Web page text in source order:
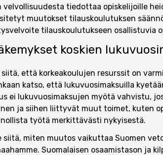
velvollisuudesta tiedottaa opiskelijoille
muutokset tilauskoulutuksen
tilauskoulutukseen osallistuvia
koskien
että korkeakoulujen resurssit on
katso, että lukuvuosimaksuilla
ei lukuvuosimaksujen myötä vahvistu,
ja siihen liittyvät muut toimet, kuten
työtä merkittävästi nykyisestä.
siitä, miten muutos vaikuttaa Suomen
Suomalaisen osaamistason ja